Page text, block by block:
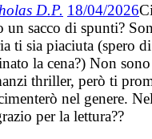
D.P. 18/04/2026
un sacco di spunti?
ti sia piaciuta (spero
la cena?) Non
thriller, però ti
nel genere.
per la lettura??